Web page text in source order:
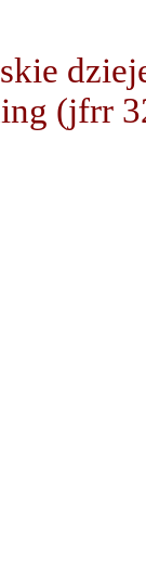
(jfrr